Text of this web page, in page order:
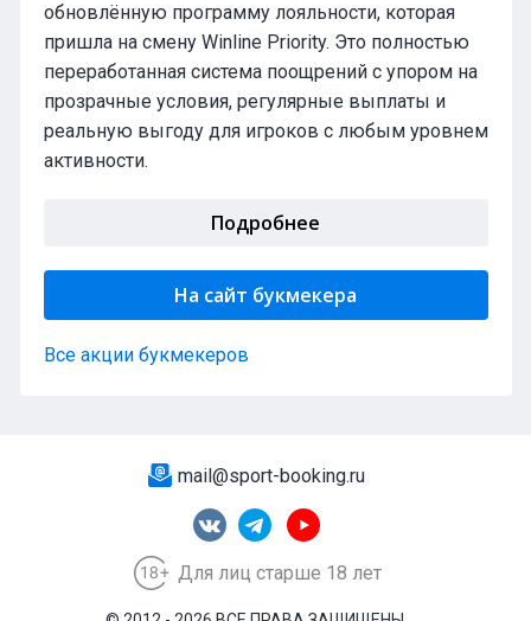
обновлённую программу лояльности, которая
пришла на смену Winline Priority. Это полностью
переработанная система поощрений с упором на
прозрачные условия, регулярные выплаты и
реальную выгоду для игроков с любым уровнем
активности.
Подробнее
На сайт букмекера
Все акции букмекеров
mail@sport-booking.ru
Для лиц старше 18 лет